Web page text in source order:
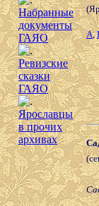
Набранные
документы
ГАЯО
Ревизские
сказки
ГАЯО
Ярославцы
в прочих
архивах
А,